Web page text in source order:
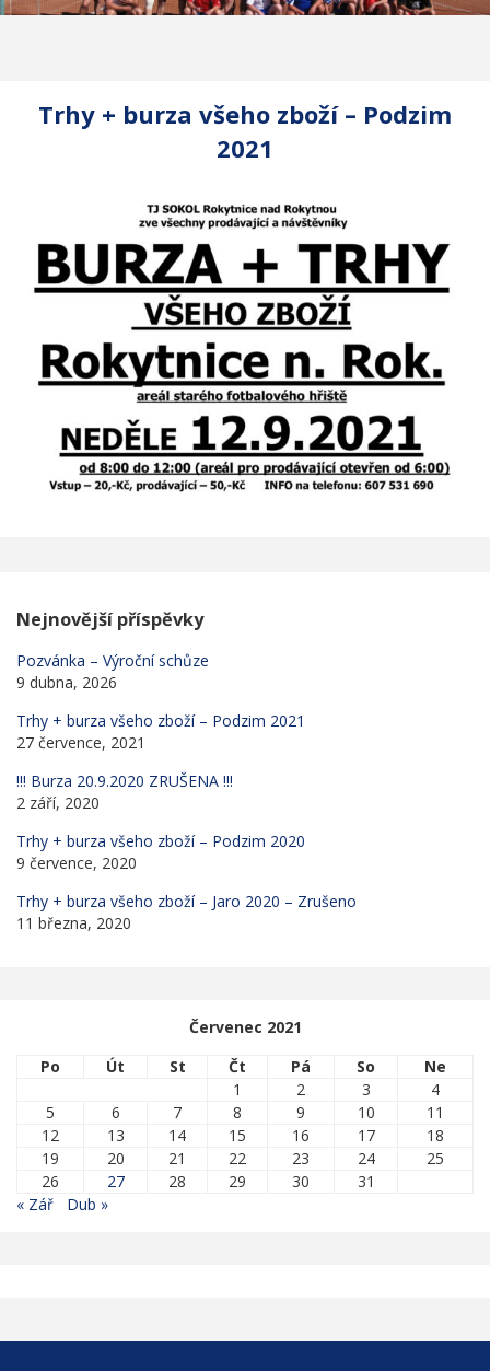
Trhy + burza všeho zboží – Podzim
2021
Nejnovější příspěvky
Pozvánka – Výroční schůze
9 dubna, 2026
Trhy + burza všeho zboží – Podzim 2021
27 července, 2021
!!! Burza 20.9.2020 ZRUŠENA !!!
2 září, 2020
Trhy + burza všeho zboží – Podzim 2020
9 července, 2020
Trhy + burza všeho zboží – Jaro 2020 – Zrušeno
11 března, 2020
Červenec 2021
Po
Út St Čt Pá So
Ne
1
2 3
4
5
6 7 8 9 10
11
12
13 14 15 16 17
18
19
20 21 22 23 24
25
26
27 28 29 30
31
« Zář
Dub »